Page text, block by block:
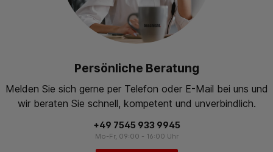
Persönliche Beratung
Melden Sie sich gerne per Telefon oder E-Mail bei uns und
wir beraten Sie schnell, kompetent und unverbindlich.
+49 7545 933 9945
Mo-Fr, 09:00 - 16:00 Uhr